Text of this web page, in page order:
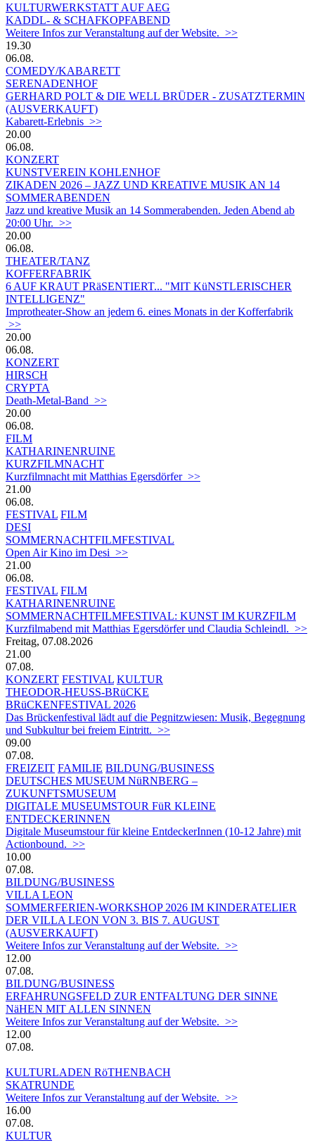
KULTURWERKSTATT AUF AEG
KADDL- & SCHAFKOPFABEND
Weitere Infos zur Veranstaltung auf der Website. >>
19.30
06.08.
COMEDY/KABARETT
SERENADENHOF
GERHARD POLT & DIE WELL BRÜDER - ZUSATZTERMIN
(AUSVERKAUFT)
Kabarett-Erlebnis >>
20.00
06.08.
KONZERT
KUNSTVEREIN KOHLENHOF
ZIKADEN 2026 – JAZZ UND KREATIVE MUSIK AN 14
SOMMERABENDEN
Jazz und kreative Musik an 14 Sommerabenden. Jeden Abend ab
20:00 Uhr. >>
20.00
06.08.
THEATER/TANZ
KOFFERFABRIK
6 AUF KRAUT PRäSENTIERT... "MIT KüNSTLERISCHER
INTELLIGENZ"
Improtheater-Show an jedem 6. eines Monats in der Kofferfabrik
>>
20.00
06.08.
KONZERT
HIRSCH
CRYPTA
Death-Metal-Band >>
20.00
06.08.
FILM
KATHARINENRUINE
KURZFILMNACHT
Kurzfilmnacht mit Matthias Egersdörfer >>
21.00
06.08.
FESTIVAL FILM
DESI
SOMMERNACHTFILMFESTIVAL
Open Air Kino im Desi >>
21.00
06.08.
FESTIVAL FILM
KATHARINENRUINE
SOMMERNACHTFILMFESTIVAL: KUNST IM KURZFILM
Kurzfilmabend mit Matthias Egersdörfer und Claudia Schleindl. >>
Freitag, 07.08.2026
21.00
07.08.
KONZERT FESTIVAL KULTUR
THEODOR-HEUSS-BRüCKE
BRüCKENFESTIVAL 2026
Das Brückenfestival lädt auf die Pegnitzwiesen: Musik, Begegnung
und Subkultur bei freiem Eintritt. >>
09.00
07.08.
FREIZEIT FAMILIE BILDUNG/BUSINESS
DEUTSCHES MUSEUM NüRNBERG –
ZUKUNFTSMUSEUM
DIGITALE MUSEUMSTOUR FüR KLEINE
ENTDECKERINNEN
Digitale Museumstour für kleine EntdeckerInnen (10-12 Jahre) mit
Actionbound. >>
10.00
07.08.
BILDUNG/BUSINESS
VILLA LEON
SOMMERFERIEN-WORKSHOP 2026 IM KINDERATELIER
DER VILLA LEON VON 3. BIS 7. AUGUST
(AUSVERKAUFT)
Weitere Infos zur Veranstaltung auf der Website. >>
12.00
07.08.
BILDUNG/BUSINESS
ERFAHRUNGSFELD ZUR ENTFALTUNG DER SINNE
NäHEN MIT ALLEN SINNEN
Weitere Infos zur Veranstaltung auf der Website. >>
12.00
07.08.
KULTURLADEN RöTHENBACH
SKATRUNDE
Weitere Infos zur Veranstaltung auf der Website. >>
16.00
07.08.
KULTUR